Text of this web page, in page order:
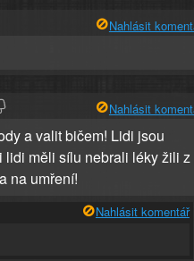
Nahlásit
Nahlásit
a valit bičem! Lidi jsou
lidi měli sílu nebrali léky žili z
na umření!
Nahlásit komentář